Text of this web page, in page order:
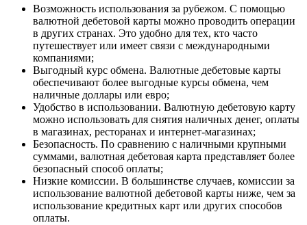
Возможность использования за рубежом. С помощью
валютной дебетовой карты можно проводить операции
в других странах. Это удобно для тех, кто часто
путешествует или имеет связи с международными
компаниями;
Выгодный курс обмена. Валютные дебетовые карты
обеспечивают более выгодные курсы обмена, чем
наличные доллары или евро;
Удобство в использовании. Валютную дебетовую карту
можно использовать для снятия наличных денег, оплаты
в магазинах, ресторанах и интернет-магазинах;
Безопасность. По сравнению с наличными крупными
суммами, валютная дебетовая карта представляет более
безопасный способ оплаты;
Низкие комиссии. В большинстве случаев, комиссии за
использование валютной дебетовой карты ниже, чем за
использование кредитных карт или других способов
оплаты.